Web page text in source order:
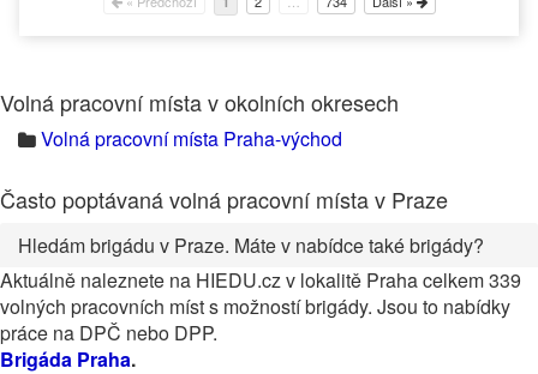
Volná pracovní místa v okolních okresech
Volná pracovní místa Praha-východ
Často poptávaná volná pracovní místa v Praze
Hledám brigádu v Praze. Máte v nabídce také brigády?
Aktuálně naleznete na HIEDU.cz v lokalitě Praha celkem 339
volných pracovních míst s možností brigády. Jsou to nabídky
práce na DPČ nebo DPP.
Brigáda Praha.